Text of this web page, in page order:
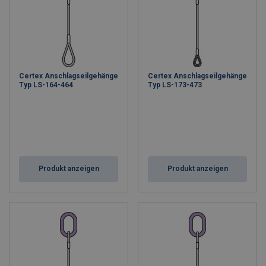
Certex Anschlagseilgehänge
Typ LS-164-464
Produkt anzeigen
Certex Anschlagseilgehänge
Typ LS-173-473
Produkt anzeigen